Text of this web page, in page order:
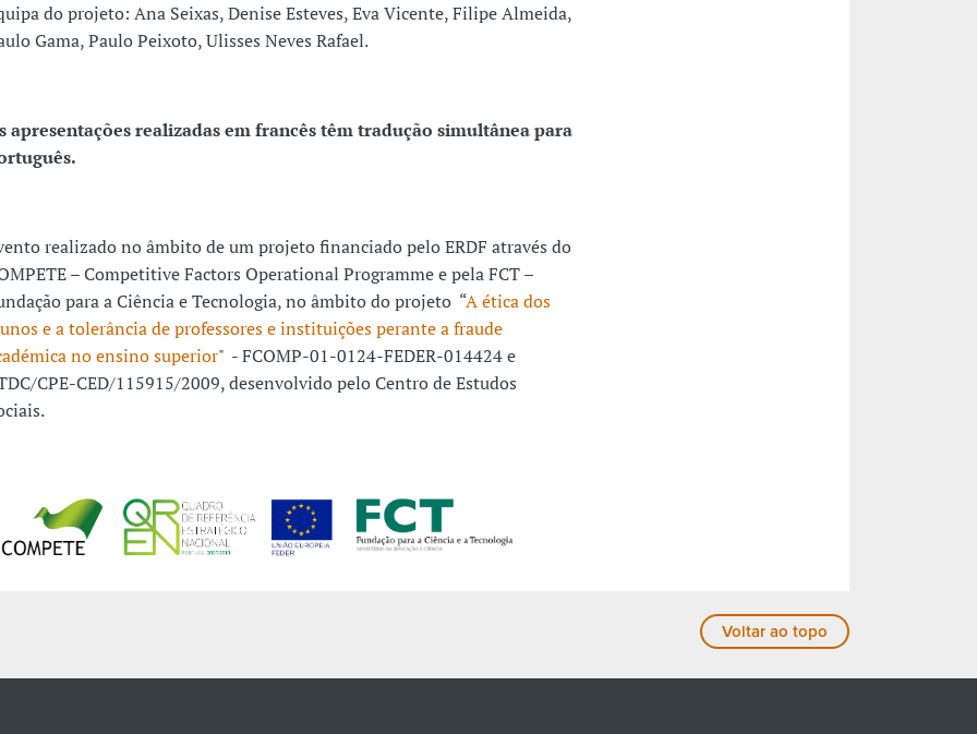
do projeto: Ana Seixas, Denise Esteves, Eva Vicente, Filipe Almeida,
Gama, Paulo Peixoto, Ulisses Neves Rafael.
apresentações realizadas em francês têm tradução simultânea para
realizado no âmbito de um projeto financiado pelo ERDF através do
– Competitive Factors Operational Programme e pela FCT –
para a Ciência e Tecnologia, no âmbito do projeto “A ética dos
e a tolerância de professores e instituições perante a fraude
no ensino superior" - FCOMP-01-0124-FEDER-014424 e
CPE-CED/115915/2009, desenvolvido pelo Centro de Estudos
Voltar ao topo